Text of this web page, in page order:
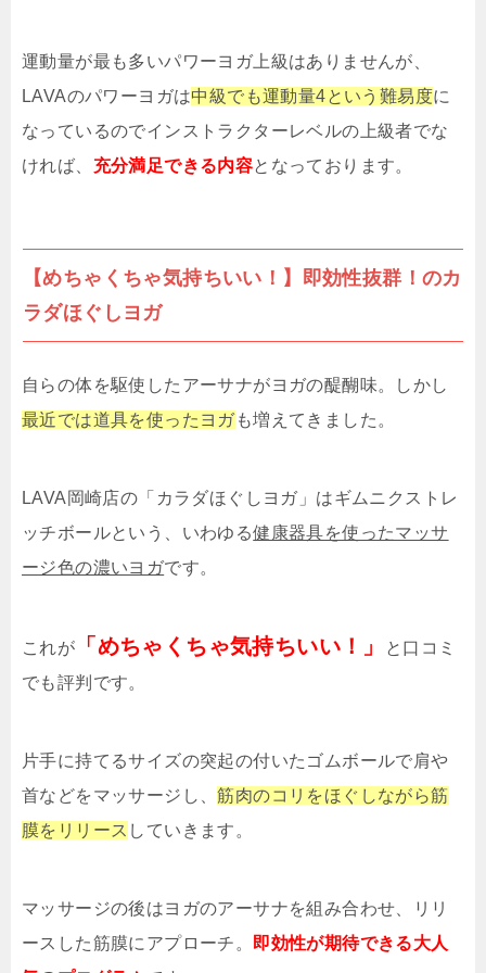
運動量が最も多いパワーヨガ上級はありませんが、
LAVAのパワーヨガは中級でも運動量4という難易度に
なっているのでインストラクターレベルの上級者でな
ければ、 充分満足できる内容となっております。
【めちゃくちゃ気持ちいい！】即効性抜群！のカ
ラダほぐしヨガ
自らの体を駆使したアーサナがヨガの醍醐味。しかし
最近では道具を使ったヨガも増えてきました。
LAVA岡崎店の「カラダほぐしヨガ」はギムニクストレ
ッチボールという、いわゆる健康器具を使ったマッサ
ージ色の濃いヨガです。
これが 「めちゃくちゃ気持ちいい！」
と口コミ
でも評判です。
片手に持てるサイズの突起の付いたゴムボールで肩や
首などをマッサージし、筋肉のコリをほぐしながら筋
膜をリリース していきます。
マッサージの後はヨガのアーサナを組み合わせ、リリ
ースした筋膜にアプローチ。
即効性が期待できる大人